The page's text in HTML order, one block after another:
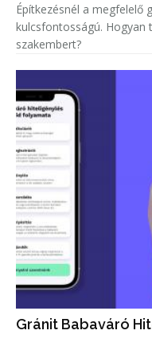
Építkezésnél a megfelelő
kulcsfontosságú. Hogyan
szakembert?
Gránit Babaváró